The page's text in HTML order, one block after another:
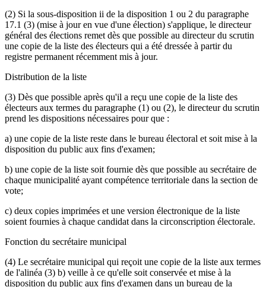
(2) Si la sous-disposition ii de la disposition 1 ou 2 du paragraphe
17.1 (3) (mise à jour en vue d'une élection) s'applique, le directeur
général des élections remet dès que possible au directeur du scrutin
une copie de la liste des électeurs qui a été dressée à partir du
registre permanent récemment mis à jour.
Distribution de la liste
(3) Dès que possible après qu'il a reçu une copie de la liste des
électeurs aux termes du paragraphe (1) ou (2), le directeur du scrutin
prend les dispositions nécessaires pour que :
a) une copie de la liste reste dans le bureau électoral et soit mise à la
disposition du public aux fins d'examen;
b) une copie de la liste soit fournie dès que possible au secrétaire de
chaque municipalité ayant compétence territoriale dans la section de
vote;
c) deux copies imprimées et une version électronique de la liste
soient fournies à chaque candidat dans la circonscription électorale.
Fonction du secrétaire municipal
(4) Le secrétaire municipal qui reçoit une copie de la liste aux termes
de l'alinéa (3) b) veille à ce qu'elle soit conservée et mise à la
disposition du public aux fins d'examen dans un bureau de la